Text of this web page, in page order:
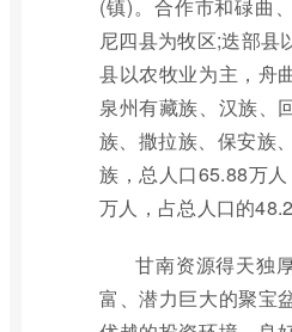
(镇)。合作市和碌曲
尼四县为牧区;迭部县
县以农牧业为主，舟
泉州有藏族、汉族、
族、撒拉族、保安族
族，总人口65.88万
万人，占总人口的
甘南资源得天独
富、潜力巨大的聚宝